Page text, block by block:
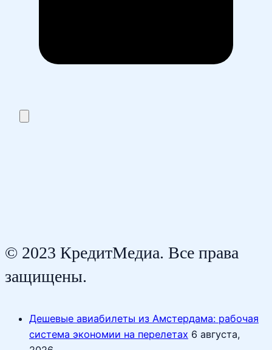
© 2023 КредитМедиа. Все права
защищены.
Дешевые авиабилеты из Амстердама: рабочая
система экономии на перелетах 6 августа,